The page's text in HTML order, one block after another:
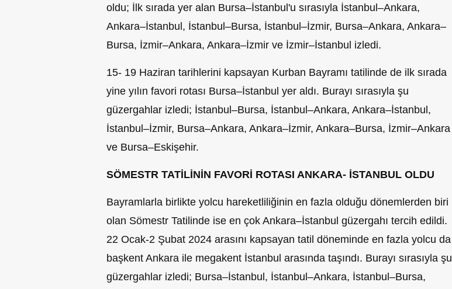
oldu; İlk sırada yer alan Bursa–İstanbul'u sırasıyla İstanbul–Ankara,
Ankara–İstanbul, İstanbul–Bursa, İstanbul–İzmir, Bursa–Ankara, Ankara–
Bursa, İzmir–Ankara, Ankara–İzmir ve İzmir–İstanbul izledi.
15- 19 Haziran tarihlerini kapsayan Kurban Bayramı tatilinde de ilk sırada
yine yılın favori rotası Bursa–İstanbul yer aldı. Burayı sırasıyla şu
güzergahlar izledi; İstanbul–Bursa, İstanbul–Ankara, Ankara–İstanbul,
İstanbul–İzmir, Bursa–Ankara, Ankara–İzmir, Ankara–Bursa, İzmir–Ankara
ve Bursa–Eskişehir.
SÖMESTR TATİLİNİN FAVORİ ROTASI ANKARA- İSTANBUL OLDU
Bayramlarla birlikte yolcu hareketliliğinin en fazla olduğu dönemlerden biri
olan Sömestr Tatilinde ise en çok Ankara–İstanbul güzergahı tercih edildi.
22 Ocak-2 Şubat 2024 arasını kapsayan tatil döneminde en fazla yolcu da
başkent Ankara ile megakent İstanbul arasında taşındı. Burayı sırasıyla şu
güzergahlar izledi; Bursa–İstanbul, İstanbul–Ankara, İstanbul–Bursa,